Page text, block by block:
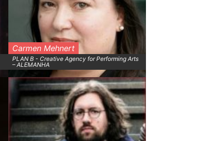
Carmen Mehnert
PLAN B - Creative Agency for Performing Arts
– ALEMANHA